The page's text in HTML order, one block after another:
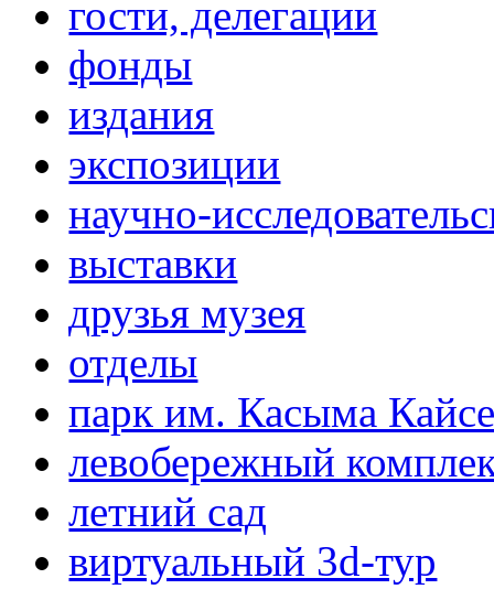
гости, делегации
фонды
издания
экспозиции
научно-
выставки
друзья музея
отделы
парк им. Касыма
левобережный
летний сад
виртуальный 3d-тур